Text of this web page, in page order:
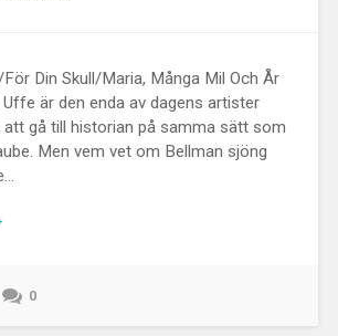
Din Skull/Maria, Många Mil Och År
Uffe är den enda av dagens artister
gå till historian på samma sätt som
Men vem vet om Bellman sjöng
0